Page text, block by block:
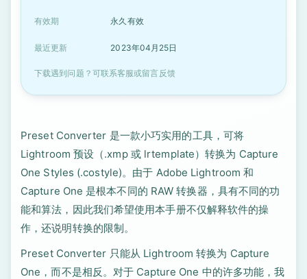
有效期 永久有效
最近更新 2023年04月25日
下载遇到问题？可联系客服或留言反馈
Preset Converter 是一款小巧实用的工具，可将
Lightroom 预设（.xmp 或 lrtemplate）转换为 Capture
One Styles (.costyle)。由于 Adob​​e Lightroom 和
Capture One 是根本不同的 RAW 转换器，具有不同的功
能和算法，因此我们希望使用本手册不仅解释软件的操
作，还说明转换的限制。
Preset Converter 只能从 Lightroom 转换为 Capture
One，而不是相反。对于 Capture One 中的许多功能，我